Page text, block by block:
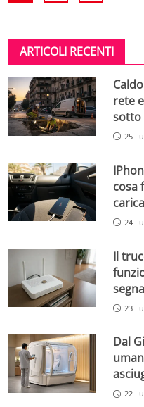
ARTICOLI RECENTI
rete
sotto
25
cosa
24
Il
23
Dal
22